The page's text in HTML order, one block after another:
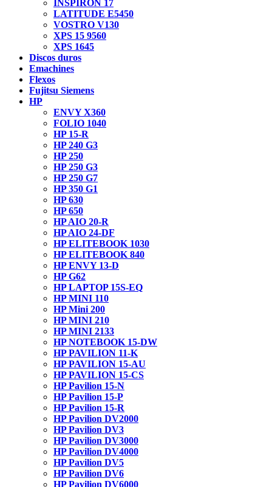
INSPIRON 17
LATITUDE E5450
VOSTRO V130
XPS 15 9560
XPS 1645
Discos duros
Emachines
Flexos
Fujitsu Siemens
HP
ENVY X360
FOLIO 1040
HP 15-R
HP 240 G3
HP 250
HP 250 G3
HP 250 G7
HP 350 G1
HP 630
HP 650
HP AIO 20-R
HP AIO 24-DF
HP ELITEBOOK 1030
HP ELITEBOOK 840
HP ENVY 13-D
HP G62
HP LAPTOP 15S-EQ
HP MINI 110
HP Mini 200
HP MINI 210
HP MINI 2133
HP NOTEBOOK 15-DW
HP PAVILION 11-K
HP PAVILION 15-AU
HP PAVILION 15-CS
HP Pavilion 15-N
HP Pavilion 15-P
HP Pavilion 15-R
HP Pavilion DV2000
HP Pavilion DV3
HP Pavilion DV3000
HP Pavilion DV4000
HP Pavilion DV5
HP Pavilion DV6
HP Pavilion DV6000